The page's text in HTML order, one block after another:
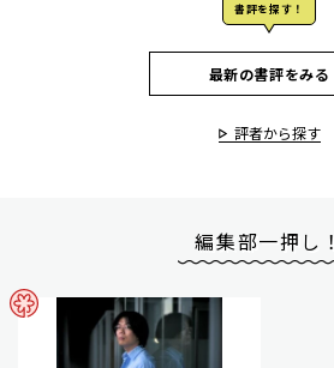
書評を探す！
最新の書評をみる
評者から探す
編集部一押し！